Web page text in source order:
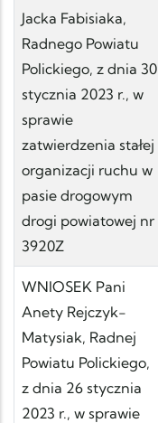
Jacka Fabisiaka,
Radnego Powiatu
Polickiego, z dnia 30
stycznia 2023 r., w
sprawie
zatwierdzenia stałej
organizacji ruchu w
pasie drogowym
drogi powiatowej nr
3920Z
WNIOSEK Pani
Anety Rejczyk-
Matysiak, Radnej
Powiatu Polickiego,
z dnia 26 stycznia
2023 r., w sprawie